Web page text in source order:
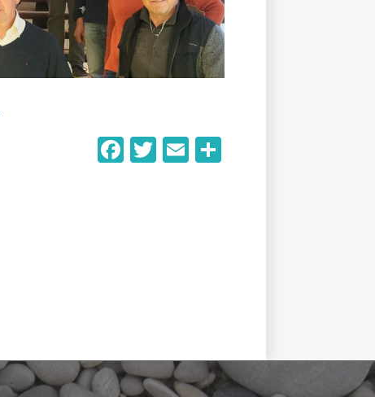
Facebook
Twitter
EmailPartager